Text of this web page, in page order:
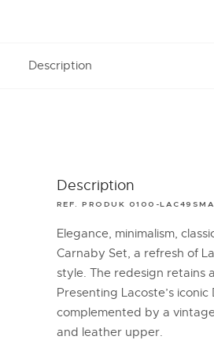
Description
Description
REF. PRODUK 0100-
Elegance, minimalism,
Carnaby Set, a refresh of
style. The redesign retains
Presenting Lacoste’s iconic
complemented by a
and leather upper.